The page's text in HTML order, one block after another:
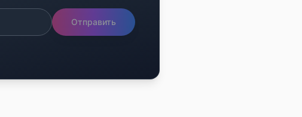
Отправить